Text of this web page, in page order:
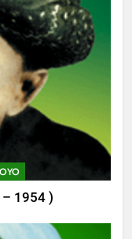
Memetik
Ketakwaan
Lisanmu,
– 1954 )
Sumbang
Kantor Himasal